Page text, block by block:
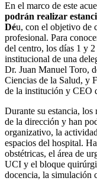
En el marco de este
podrán realizar
Déu, con el objetivo de
profesional. Para
del centro, los días 1 y
institucional de una
Dr. Juan Manuel Toro,
Ciencias de la Salud, y
de la institución y CEO
Durante su estancia, los
de la dirección y han
organizativo, la
espacios del hospital.
obstétricas, el área de
UCI y el bloque
docencia, la simulación